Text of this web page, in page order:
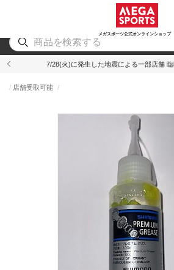
メガスポーツ公式オンラインショップ
アウトドア
7/28(火)に発生した地震による一部店舗
店舗受取可能